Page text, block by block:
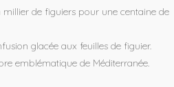
millier de figuiers pour une centaine de
glacée aux feuilles de figuier.
emblématique de Méditerranée.